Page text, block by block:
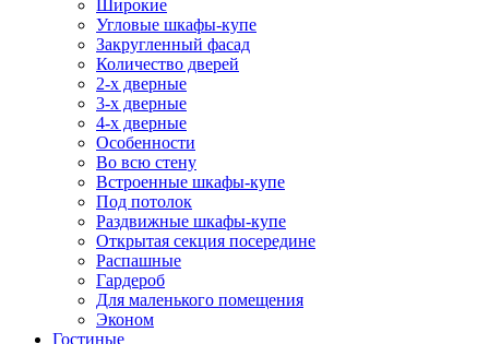
Широкие
Угловые шкафы-купе
Закругленный фасад
Количество дверей
2-х дверные
3-х дверные
4-х дверные
Особенности
Во всю стену
Встроенные шкафы-купе
Под потолок
Раздвижные шкафы-купе
Открытая секция посередине
Распашные
Гардероб
Для маленького помещения
Эконом
Гостиные